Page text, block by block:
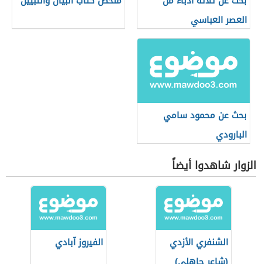
العصر العباسي
بحث عن محمود سامي
البارودي
الزوار شاهدوا أيضاً
الشنفري الأزدي
الفيروز آبادي